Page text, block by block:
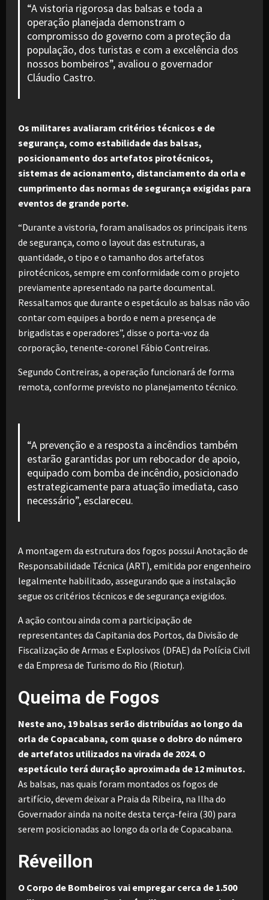
“A vistoria rigorosa das balsas e toda a
operação planejada demonstram o
compromisso do governo com a proteção da
população, dos turistas e com a excelência dos
nossos bombeiros”, avaliou o governador
Cláudio Castro.
Os militares avaliaram critérios técnicos e de
segurança, como estabilidade das balsas,
posicionamento dos artefatos pirotécnicos,
sistemas de acionamento, distanciamento da orla e
cumprimento das normas de segurança exigidas para
eventos de grande porte.
“Durante a vistoria, foram analisados os principais itens
de segurança, como o layout das estruturas, a
quantidade, o tipo e o tamanho dos artefatos
pirotécnicos, sempre em conformidade com o projeto
previamente apresentado na parte documental.
Ressaltamos que durante o espetáculo as balsas não vão
contar com equipes a bordo e nem a presença de
brigadistas e operadores”, disse o porta-voz da
corporação, tenente-coronel Fábio Contreiras.
Segundo Contreiras, a operação funcionará de forma
remota, conforme previsto no planejamento técnico.
“A prevenção e a resposta a incêndios também
estarão garantidas por um rebocador de apoio,
equipado com bomba de incêndio, posicionado
estrategicamente para atuação imediata, caso
necessário”, esclareceu.
A montagem da estrutura dos fogos possui Anotação de
Responsabilidade Técnica (ART), emitida por engenheiro
legalmente habilitado, assegurando que a instalação
segue os critérios técnicos e de segurança exigidos.
A ação contou ainda com a participação de
representantes da Capitania dos Portos, da Divisão de
Fiscalização de Armas e Explosivos (DFAE) da Polícia Civil
e da Empresa de Turismo do Rio (Riotur).
Queima de Fogos
Neste ano, 19 balsas serão distribuídas ao longo da
orla de Copacabana, com quase o dobro do número
de artefatos utilizados na virada de 2024. O
espetáculo terá duração aproximada de 12 minutos.
As balsas, nas quais foram montados os fogos de
artifício, devem deixar a Praia da Ribeira, na Ilha do
Governador ainda na noite desta terça-feira (30) para
serem posicionadas ao longo da orla de Copacabana.
Réveillon
O Corpo de Bombeiros vai empregar cerca de 1.500